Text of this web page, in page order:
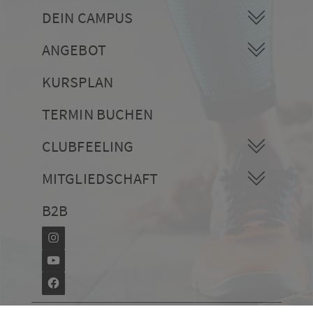
DEIN CAMPUS
ANGEBOT
KURSPLAN
TERMIN BUCHEN
CLUBFEELING
MITGLIEDSCHAFT
B2B